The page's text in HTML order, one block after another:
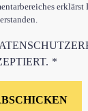
erklärst
*